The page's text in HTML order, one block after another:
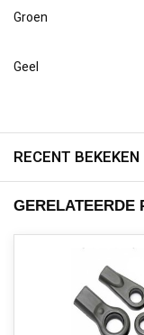
Groen
Geel
RECENT BEKEKEN
GERELATEERDE